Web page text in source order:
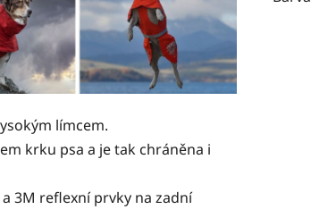
límcem.
krku psa a je tak chráněna i
3M reflexní prvky na zadní